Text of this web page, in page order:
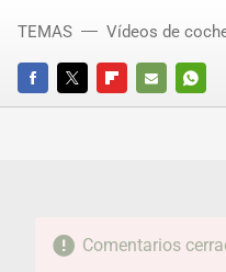
FACEBOOKTWITTERFLIPBOARD
E-
TEMAS Vídeos de
Comentarios